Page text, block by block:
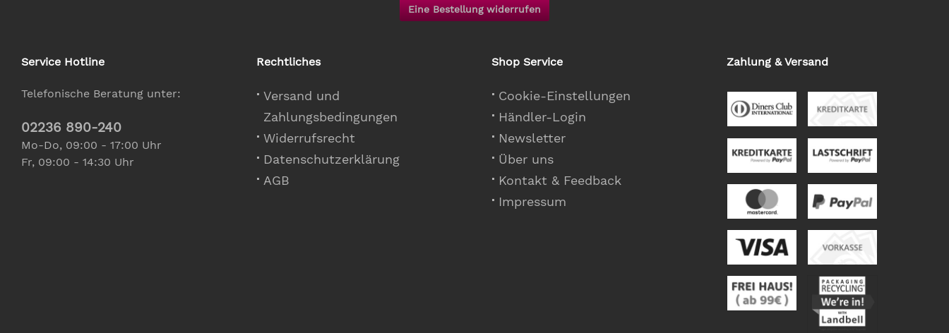
Eine Bestellung widerrufen
Service Hotline
Telefonische Beratung unter:
02236 890-240
Mo-Do, 09:00 - 17:00 Uhr
Fr, 09:00 - 14:30 Uhr
Rechtliches
Versand und
Zahlungsbedingungen
Widerrufsrecht
Datenschutzerklärung
AGB
Shop Service
Cookie-Einstellungen
Händler-Login
Newsletter
Über uns
Kontakt & Feedback
Impressum
Zahlung & Versand